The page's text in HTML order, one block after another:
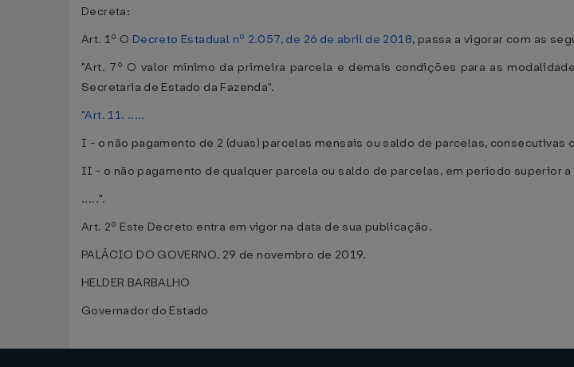
Decreta:
Art. 1º O Decreto Estadual nº 2.057, de 26 de abril de 2018, passa a vigorar com as
"Art. 7º O valor mínimo da primeira parcela e demais condições para as
Secretaria de Estado da Fazenda".
"Art. 11. .....
I - o não pagamento de 2 (duas) parcelas mensais ou saldo de parcelas, consecutivas
II - o não pagamento de qualquer parcela ou saldo de parcelas, em período superior a
.....".
Art. 2º Este Decreto entra em vigor na data de sua publicação.
PALÁCIO DO GOVERNO, 29 de novembro de 2019.
HELDER BARBALHO
Governador do Estado